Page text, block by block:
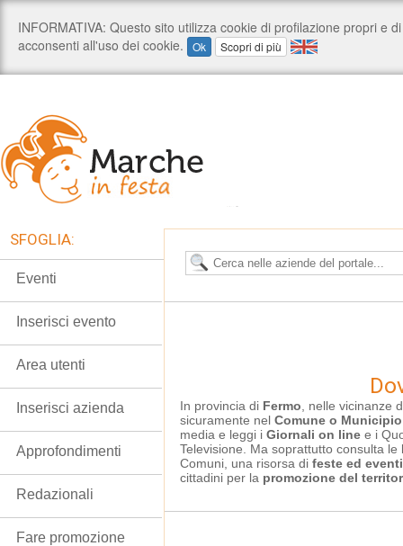
In provincia di Fermo , nelle vicinanze
sicuramente nel Comune o Municipio
media e leggi i Giornali on line e i
Televisione. Ma soprattutto consulta le
Comuni, una risorsa di feste ed eventi
cittadini per la promozione del
SFOGLIA:
Eventi
Inserisci evento
Area utenti
Inserisci azienda
Approfondimenti
Redazionali
Fare promozione